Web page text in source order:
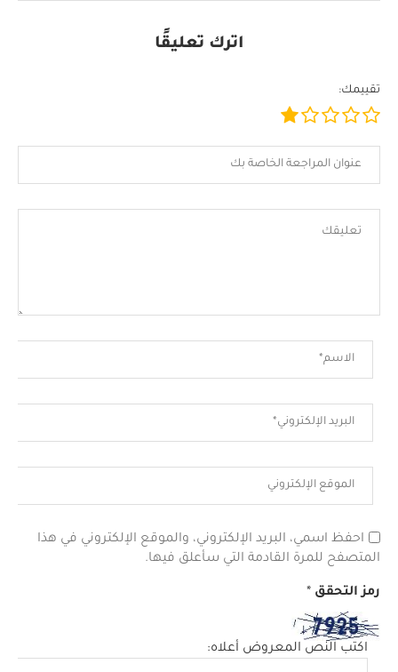
اترك تعليقًا
تقييمك:
احفظ اسمي، البريد الإلكتروني، والموقع الإلكتروني في هذا
المتصفح للمرة القادمة التي سأعلق فيها.
رمز التحقق *
اكتب النص المعروض أعلاه: